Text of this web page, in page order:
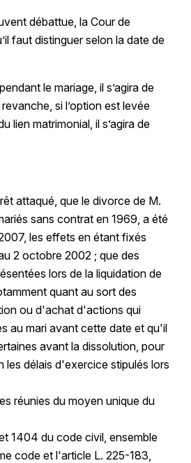
débattue, la Cour de
faut distinguer selon la date de
le mariage, il s’agira de
si l’option est levée
lien matrimonial, il s’agira de
attaqué, que le divorce de M.
sans contrat en 1969, a été
les effets en étant fixés
2 octobre 2002 ; que des
lors de la liquidation de
quant au sort des
ou d'achat d'actions qui
au mari avant cette date et qu'il
avant la dissolution, pour
les délais d'exercice stipulés lors
réunies du moyen unique du
1404 du code civil, ensemble
code et l'article L. 225-183,